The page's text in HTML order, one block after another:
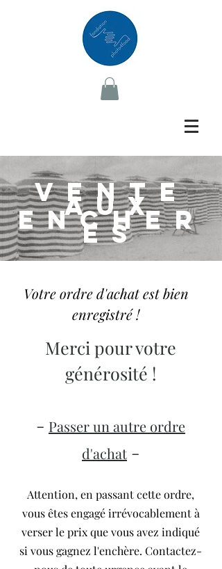
VENTE
AUX
ENCHER
ES
Votre ordre d'achat est bien
enregistré !
Merci pour votre
générosité !
- Passer un autre ordre
d'achat-
Attention, en passant cette ordre,
vous êtes engagé irrévocablement à
verser le prix que vous avez indiqué
si vous gagnez l'enchère. Contactez-